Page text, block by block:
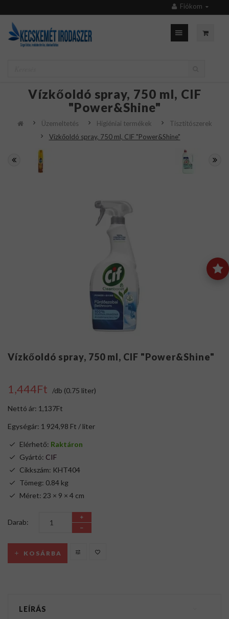
Fiókom
Vízkőoldó spray, 750 ml, CIF
"Power&Shine"
Üzemeltetés Higiéniai termékek
Tisztítószerek
Vízkőoldó spray, 750 ml, CIF "Power&Shine"
Vízkőoldó spray, 750 ml, CIF "Power&Shine"
1,444Ft /db (0.75 liter)
Nettó ár: 1,137Ft
Egységár: 1 924,98 Ft / liter
Elérhető: Raktáron
Gyártó: CIF
Cikkszám: KHT404
Tömeg: 0.84 kg
Méret: 23 × 9 × 4 cm
Darab:
KOSÁRBA
LEÍRÁS